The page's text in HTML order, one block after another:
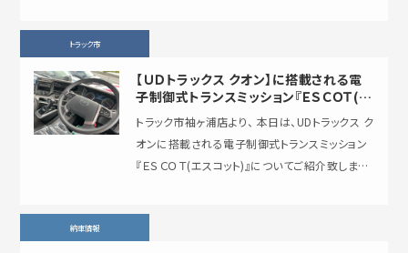
トラック市
【ＵＤトラックス クオン】に搭載される電
子制御式トランスミッション『ＥＳＣＯＴ(エ
スコット)』とは？
トラック市袖ヶ浦店より、 本日は、UDトラックス ク
オンに搭載される電子制御式トランスミッション
『ＥＳＣＯＴ(エスコット)』についてご紹介致しま
納車情報